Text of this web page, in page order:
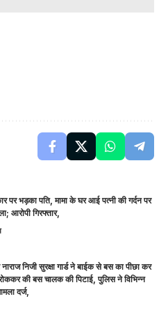
पर भड़का पति, मामा के घर आई पत्नी की गर्दन पर
आरोपी गिरफ्तार,
निजी सुरक्षा गार्ड ने बाईक से बस का पीछा कर
की बस चालक की पिटाई, पुलिस ने विभिन्न
दर्ज,